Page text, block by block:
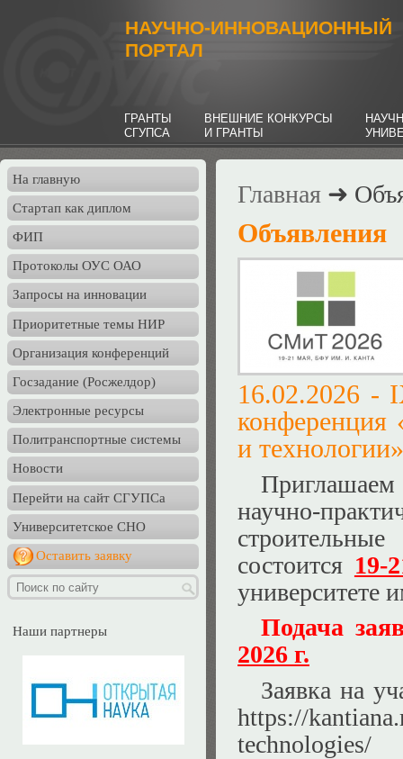
НАУЧНО-ИННОВАЦИОННЫЙ
ПОРТАЛ
ГРАНТЫ
СГУПСА
ВНЕШНИЕ КОНКУРСЫ
И ГРАНТЫ
На главную
Стартап как диплом
ФИП
Протоколы ОУС ОАО
Запросы на инновации
Приоритетные темы НИР
Организация конференций
Госзадание (Росжелдор)
Электронные ресурсы
Политранспортные системы
Новости
Перейти на сайт СГУПСа
Университетское СНО
Оставить заявку
Наши партнеры
Главная ➜
Объявления
16.02.2026 -
конференция
и технологии»
научно-
состоится 19-
университете
Подача
2026 г.
Заявка на
https://
technologies/